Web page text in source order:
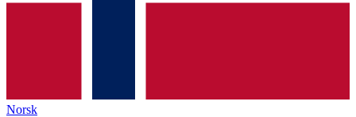
Norsk